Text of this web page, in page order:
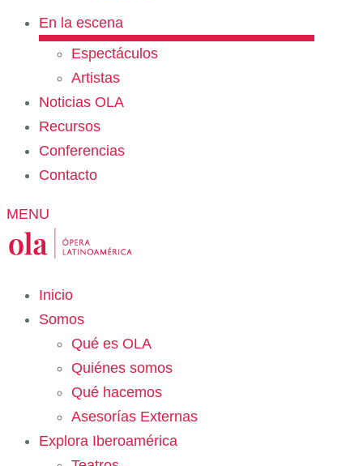
En la escena
Espectáculos
Artistas
Noticias OLA
Recursos
Conferencias
Contacto
MENU
Inicio
Somos
Qué es OLA
Quiénes somos
Qué hacemos
Asesorías Externas
Explora Iberoamérica